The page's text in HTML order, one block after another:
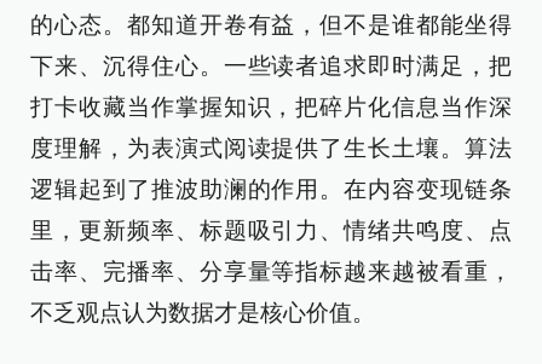
的心态。都知道开卷有益，但不是谁都能坐得
下来、沉得住心。一些读者追求即时满足，把
打卡收藏当作掌握知识，把碎片化信息当作深
度理解，为表演式阅读提供了生长土壤。算法
逻辑起到了推波助澜的作用。在内容变现链条
里，更新频率、标题吸引力、情绪共鸣度、点
击率、完播率、分享量等指标越来越被看重，
不乏观点认为数据才是核心价值。